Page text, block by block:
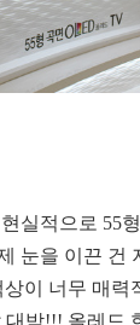
실적으로 55
눈을 이끈 건
이 너무 매력
대박!!! 올레드